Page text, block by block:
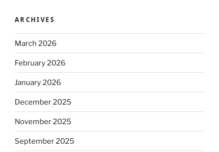
ARCHIVES
March 2026
February 2026
January 2026
December 2025
November 2025
September 2025